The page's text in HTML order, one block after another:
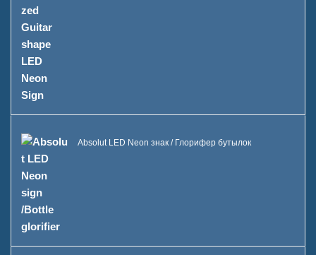
Absolut LED Neon знак / Глорифер бутылок